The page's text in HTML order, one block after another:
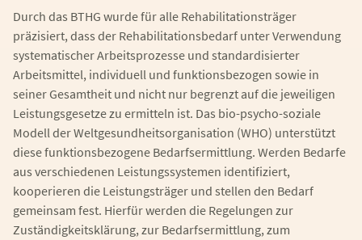
Durch das BTHG wurde für alle Rehabilitationsträger
präzisiert, dass der Rehabilitationsbedarf unter Verwendung
systematischer Arbeitsprozesse und standardisierter
Arbeitsmittel, individuell und funktionsbezogen sowie in
seiner Gesamtheit und nicht nur begrenzt auf die jeweiligen
Leistungsgesetze zu ermitteln ist. Das bio-psycho-soziale
Modell der Weltgesundheitsorganisation (WHO) unterstützt
diese funktionsbezogene Bedarfsermittlung. Werden Bedarfe
aus verschiedenen Leistungssystemen identifiziert,
kooperieren die Leistungsträger und stellen den Bedarf
gemeinsam fest. Hierfür werden die Regelungen zur
Zuständigkeitsklärung, zur Bedarfsermittlung, zum